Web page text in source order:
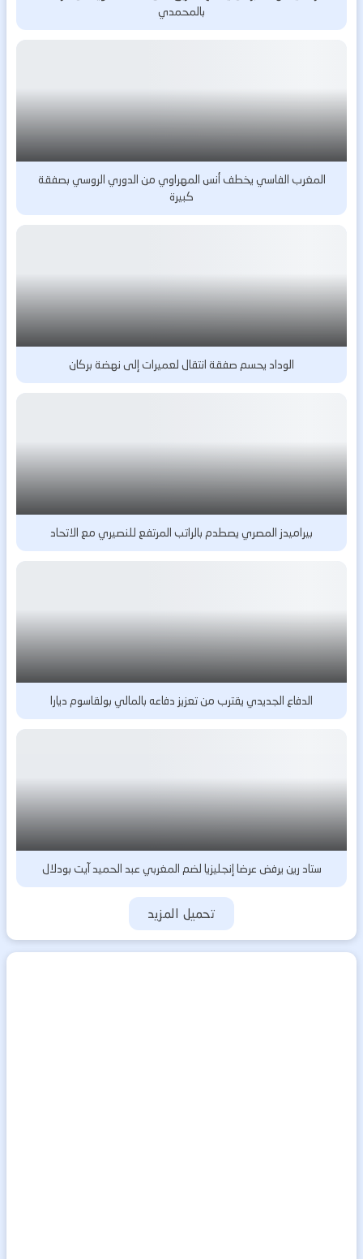
بالمحمدي
المغرب الفاسي يخطف أنس المهراوي من الدوري الروسي بصفقة
كبيرة
الوداد يحسم صفقة انتقال لعميرات إلى نهضة بركان
بيراميدز المصري يصطدم بالراتب المرتفع للنصيري مع الاتحاد
الدفاع الجديدي يقترب من تعزيز دفاعه بالمالي بولقاسوم ديارا
ستاد رين يرفض عرضا إنجليزيا لضم المغربي عبد الحميد آيت بودلال
تحميل المزيد